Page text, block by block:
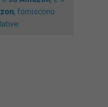
al contenuto
emerse
, forniscono